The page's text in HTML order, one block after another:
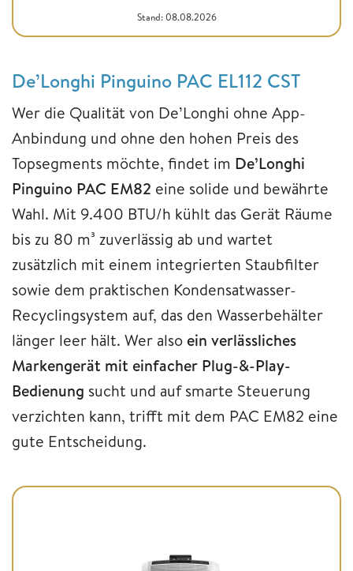
Stand: 08.08.2026
De’Longhi Pinguino PAC EL112 CST
Wer die Qualität von De’Longhi ohne App-
Anbindung und ohne den hohen Preis des
Topsegments möchte, findet im De’Longhi
Pinguino PAC EM82 eine solide und bewährte
Wahl. Mit 9.400 BTU/h kühlt das Gerät Räume
bis zu 80 m³ zuverlässig ab und wartet
zusätzlich mit einem integrierten Staubfilter
sowie dem praktischen Kondensatwasser-
Recyclingsystem auf, das den Wasserbehälter
länger leer hält. Wer also ein verlässliches
Markengerät mit einfacher Plug-&-Play-
Bedienung sucht und auf smarte Steuerung
verzichten kann, trifft mit dem PAC EM82 eine
gute Entscheidung.